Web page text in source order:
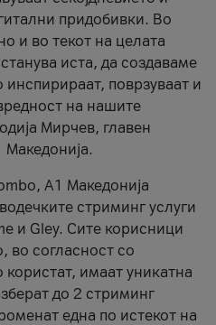
придобивки. Во
и во текот на целата
иста, да создаваме
поврзуваат и
на нашите
Мирчев, главен
А1 Македонија
стриминг услуги
и Gley. Сите корисници
во согласност со
имаат уникатна
до 2 стриминг
една по истекот на